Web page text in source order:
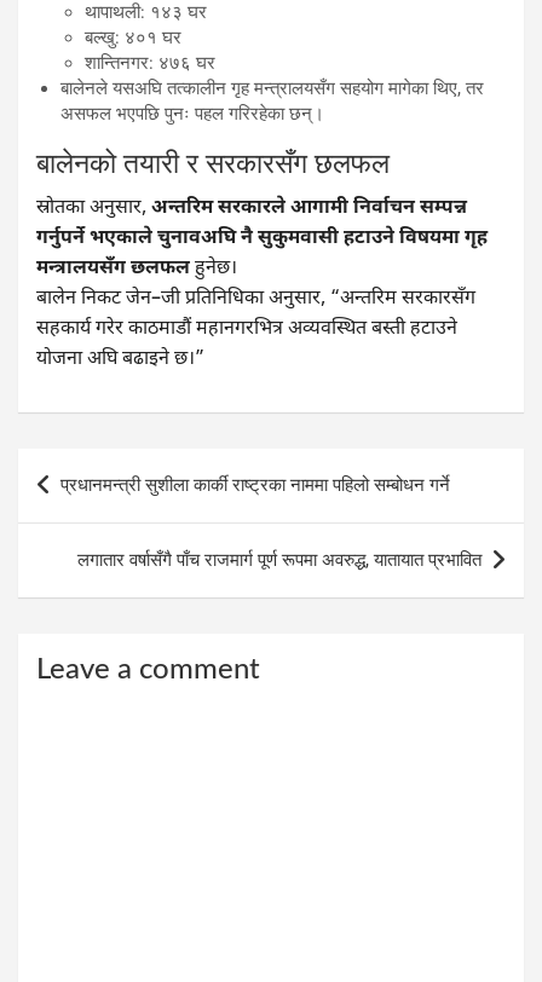
थापाथली: १४३ घर
बल्खु: ४०१ घर
शान्तिनगर: ४७६ घर
बालेनले यसअघि तत्कालीन गृह मन्त्रालयसँग सहयोग मागेका थिए, तर
असफल भएपछि पुनः पहल गरिरहेका छन्।
बालेनको तयारी र सरकारसँग छलफल
स्रोतका अनुसार, अन्तरिम सरकारले आगामी निर्वाचन सम्पन्न
गर्नुपर्ने भएकाले चुनावअघि नै सुकुमवासी हटाउने विषयमा गृह
मन्त्रालयसँग छलफलहुनेछ।
बालेन निकट जेन–जी प्रतिनिधिका अनुसार, “अन्तरिम सरकारसँग
सहकार्य गरेर काठमाडौं महानगरभित्र अव्यवस्थित बस्ती हटाउने
योजना अघि बढाइने छ।”
navigation
प्रधानमन्त्री सुशीला कार्की राष्ट्रका नाममा पहिलो सम्बोधन गर्ने
लगातार वर्षासँगै पाँच राजमार्ग पूर्ण रूपमा अवरुद्ध, यातायात प्रभावित
Leave a comment